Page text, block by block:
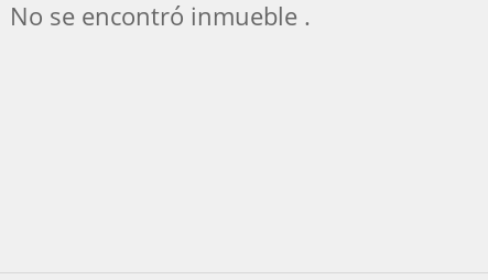
No se encontró inmueble .